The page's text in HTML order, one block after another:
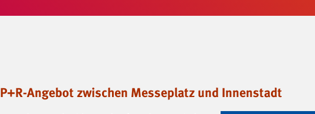
P+R-Angebot zwischen Messeplatz und Innenstadt